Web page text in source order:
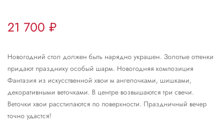
21 700 ₽
Новогодний стол должен быть нарядно украшен. Золотые оттенки
придают празднику особый шарм. Новогодняя композиция
Фантазия из искусственной хвои м ангелочками, шишками,
декоративными веточками. В центре возвышаются три свечи.
Веточки хвои расстилаются по поверхности. Праздничный вечер
точно удастся!